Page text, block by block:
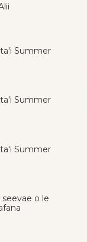
Summer
Summer
Summer
o le